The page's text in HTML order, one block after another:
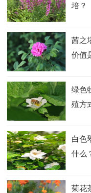
培？
茜之
价值
绿色
殖方
白色
什么
菊花